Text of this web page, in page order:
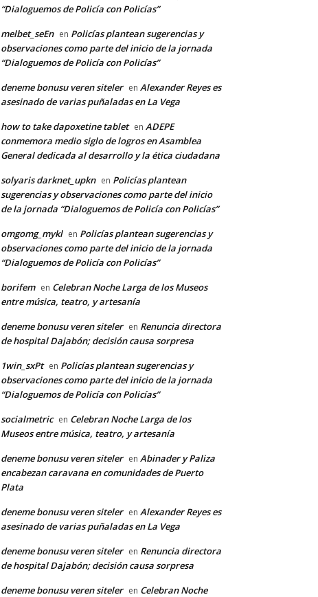
“Dialoguemos de Policía con Policías”
melbet_seEn en Policías plantean sugerencias y
observaciones como parte del inicio de la jornada
“Dialoguemos de Policía con Policías”
deneme bonusu veren siteler en Alexander Reyes es
asesinado de varias puñaladas en La Vega
how to take dapoxetine tablet en ADEPE
conmemora medio siglo de logros en Asamblea
General dedicada al desarrollo y la ética ciudadana
solyaris darknet_upkn en Policías plantean
sugerencias y observaciones como parte del inicio
de la jornada “Dialoguemos de Policía con Policías”
omgomg_mykl en Policías plantean sugerencias y
observaciones como parte del inicio de la jornada
“Dialoguemos de Policía con Policías”
borifem en Celebran Noche Larga de los Museos
entre música, teatro, y artesanía
deneme bonusu veren siteler en Renuncia directora
de hospital Dajabón; decisión causa sorpresa
1win_sxPt en Policías plantean sugerencias y
observaciones como parte del inicio de la jornada
“Dialoguemos de Policía con Policías”
socialmetric en Celebran Noche Larga de los
Museos entre música, teatro, y artesanía
deneme bonusu veren siteler en Abinader y Paliza
encabezan caravana en comunidades de Puerto
Plata
deneme bonusu veren siteler en Alexander Reyes es
asesinado de varias puñaladas en La Vega
deneme bonusu veren siteler en Renuncia directora
de hospital Dajabón; decisión causa sorpresa
deneme bonusu veren siteler en Celebran Noche